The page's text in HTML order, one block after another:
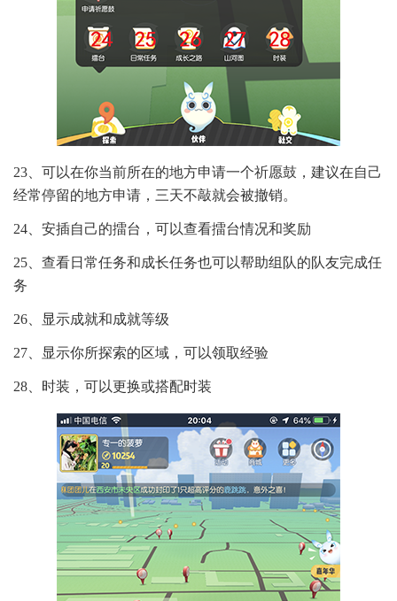
23、可以在你当前所在的地方申请一个祈愿鼓，建议在自己
经常停留的地方申请，三天不敲就会被撤销。
24、安插自己的擂台，可以查看擂台情况和奖励
25、查看日常任务和成长任务也可以帮助组队的队友完成任
务
26、显示成就和成就等级
27、显示你所探索的区域，可以领取经验
28、时装，可以更换或搭配时装